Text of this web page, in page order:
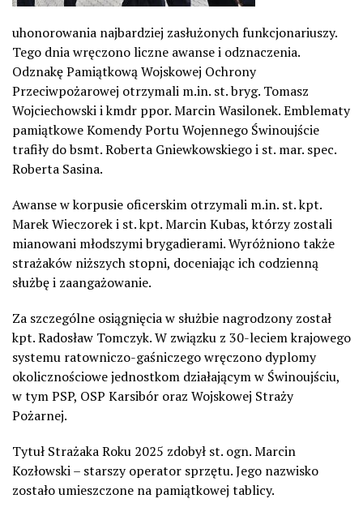
uhonorowania najbardziej zasłużonych funkcjonariuszy.
Tego dnia wręczono liczne awanse i odznaczenia.
Odznakę Pamiątkową Wojskowej Ochrony
Przeciwpożarowej otrzymali m.in. st. bryg. Tomasz
Wojciechowski i kmdr ppor. Marcin Wasilonek. Emblematy
pamiątkowe Komendy Portu Wojennego Świnoujście
trafiły do bsmt. Roberta Gniewkowskiego i st. mar. spec.
Roberta Sasina.
Awanse w korpusie oficerskim otrzymali m.in. st. kpt.
Marek Wieczorek i st. kpt. Marcin Kubas, którzy zostali
mianowani młodszymi brygadierami. Wyróżniono także
strażaków niższych stopni, doceniając ich codzienną
służbę i zaangażowanie.
Za szczególne osiągnięcia w służbie nagrodzony został
kpt. Radosław Tomczyk. W związku z 30-leciem krajowego
systemu ratowniczo-gaśniczego wręczono dyplomy
okolicznościowe jednostkom działającym w Świnoujściu,
w tym PSP, OSP Karsibór oraz Wojskowej Straży
Pożarnej.
Tytuł Strażaka Roku 2025 zdobył st. ogn. Marcin
Kozłowski – starszy operator sprzętu. Jego nazwisko
zostało umieszczone na pamiątkowej tablicy.